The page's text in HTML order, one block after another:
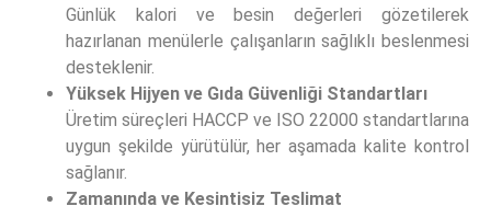
Günlük kalori ve besin değerleri gözetilerek
hazırlanan menülerle çalışanların sağlıklı beslenmesi
desteklenir.
Yüksek Hijyen ve Gıda Güvenliği Standartları
Üretim süreçleri HACCP ve ISO 22000 standartlarına
uygun şekilde yürütülür, her aşamada kalite kontrol
sağlanır.
Zamanında ve Kesintisiz Teslimat